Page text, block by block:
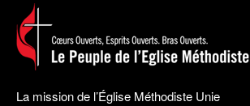
La mission de l’Église Méthodiste Unie